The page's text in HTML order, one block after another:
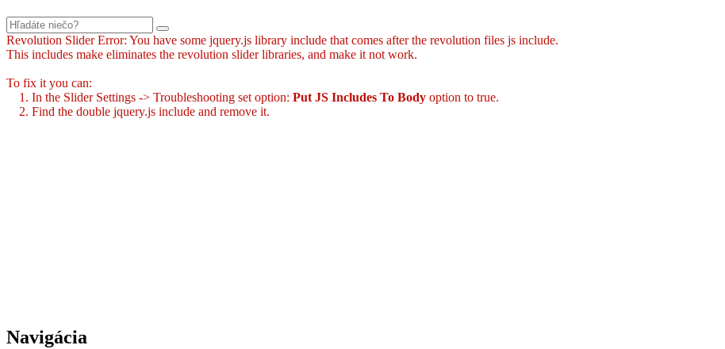
Revolution Slider Error: You have some jquery.js library include that comes after the revolution files js include.
This includes make eliminates the revolution slider libraries, and make it not work.
To fix it you can:
1. In the Slider Settings -> Troubleshooting set option: Put JS Includes To Body option to true.
2. Find the double jquery.js include and remove it.
Navigácia